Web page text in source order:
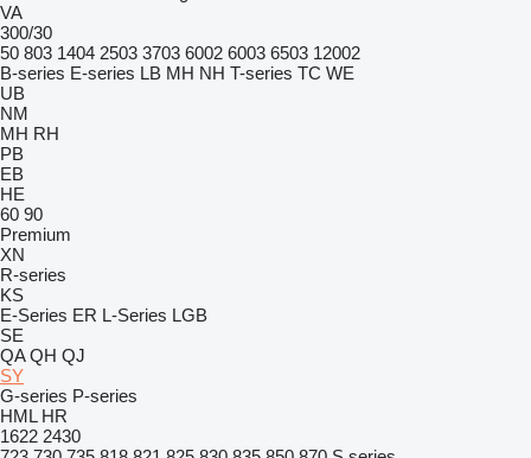
VA
300/30
50 803 1404 2503 3703 6002 6003 6503 12002
B-series E-series LB MH NH T-series TC WE
UB
NM
MH RH
PB
EB
HE
60 90
Premium
XN
R-series
KS
E-Series ER L-Series LGB
SE
QA QH QJ
SY
G-series P-series
HML HR
1622 2430